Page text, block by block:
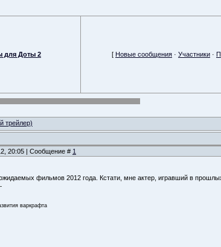
для Доты 2 [ Новые сообщения · Участники ·
трейлер)
20:05 | Сообщение # 1
фильмов 2012 года. Кстати, мне актер, игравший в
варкрафта